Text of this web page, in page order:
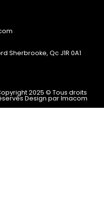
Sherbrooke, Qc J1R 0A1
2025 © Tous droits
Design par Imacom